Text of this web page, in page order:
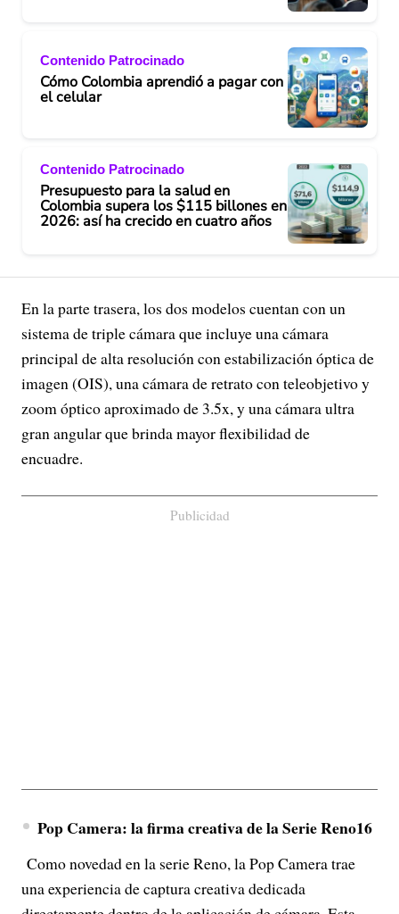
Contenido Patrocinado
Cómo Colombia aprendió a pagar con
el celular
Contenido Patrocinado
Presupuesto para la salud en
Colombia supera los $115 billones en
2026: así ha crecido en cuatro años
En la parte trasera, los dos modelos cuentan con un
sistema de triple cámara que incluye una cámara
principal de alta resolución con estabilización óptica de
imagen (OIS), una cámara de retrato con teleobjetivo y
zoom óptico aproximado de 3.5x, y una cámara ultra
gran angular que brinda mayor flexibilidad de
encuadre.
Publicidad
Pop Camera: la firma creativa de la Serie Reno16
Como novedad en la serie Reno, la Pop Camera trae
una experiencia de captura creativa dedicada